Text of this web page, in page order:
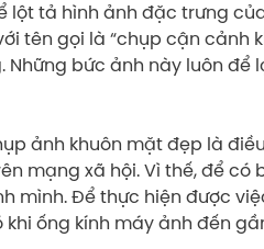
lột tả hình ảnh đặc trưng
tên gọi là “chụp cận cảnh
bức ảnh này luôn để
ảnh khuôn mặt đẹp là
mạng xã hội. Vì thế, để
mình. Để thực hiện được
ống kính máy ảnh đến